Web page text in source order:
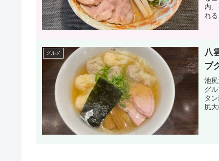
内
れ
グルメ
八
ブ
池
グ
タ
尻